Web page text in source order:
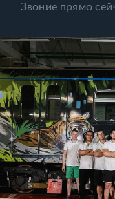
Звоние прямо